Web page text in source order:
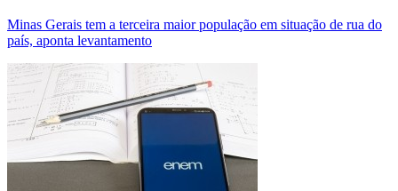
Minas Gerais tem a terceira maior população em situação de rua do
país, aponta levantamento